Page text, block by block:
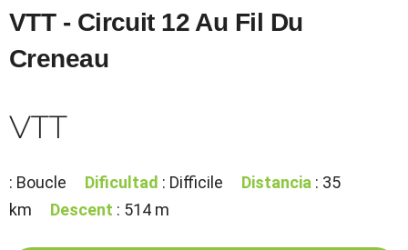
VTT - Circuit 12 Au Fil Du
Creneau
VTT
: Boucle Dificultad : Difficile Distancia : 35
km
Descent : 514 m